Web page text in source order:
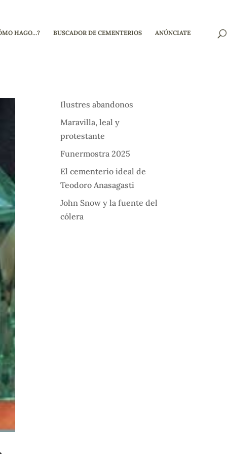
HAGO…? BUSCADOR DE CEMENTERIOS ANÚNCIATE
Ilustres abandonos
Maravilla, leal y
protestante
Funermostra 2025
El cementerio ideal de
Teodoro Anasagasti
John Snow y la fuente del
cólera